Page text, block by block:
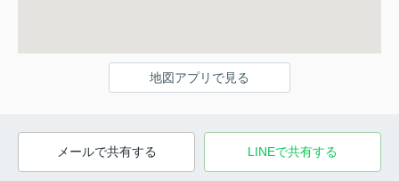
地図アプリで見る
メールで共有する LINEで共有する